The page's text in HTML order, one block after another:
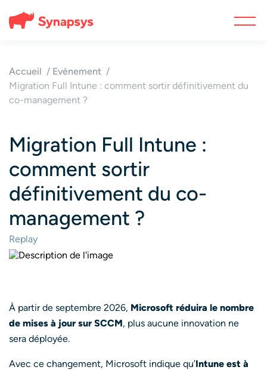
Accueil
Evènement
Migration Full Intune : comment sortir définitivement du
co-management ?
Migration Full Intune :
comment sortir
définitivement du co-
management ?
Replay
À partir de septembre 2026, Microsoft réduira le nombre
de mises à jour sur SCCM, plus aucune innovation ne
sera déployée.
Avec ce changement, Microsoft indique qu’Intune est à